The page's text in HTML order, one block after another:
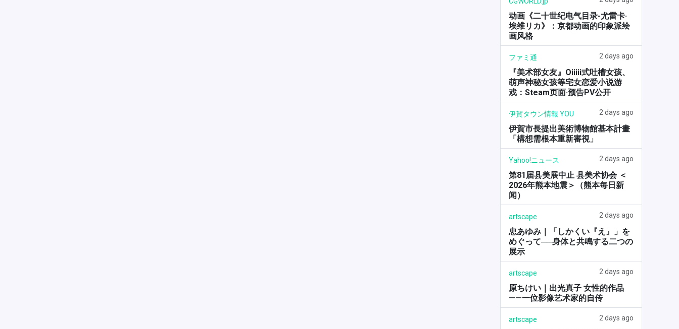
动画《二十世纪电气目录-尤雷卡·
埃维リカ》：京都动画的印象派绘
画风格
ファミ通 2 days ago
『美术部女友』Oiiiii式吐槽女孩、
萌声神秘女孩等宅女恋爱小说游
戏：Steam页面·预告PV公开
伊賀タウン情報 YOU 2 days ago
伊賀市長提出美術博物館基本計畫
「構想需根本重新審視」
Yahoo!ニュース 2 days ago
第81届县美展中止 县美术协会 ＜
2026年熊本地震＞（熊本每日新
闻）
artscape 2 days ago
忠あゆみ｜「しかくい『え』」を
めぐって──身体と共鳴する二つの
展示
artscape 2 days ago
原ちけい｜出光真子 女性的作品
——一位影像艺术家的自传
artscape 2 days ago